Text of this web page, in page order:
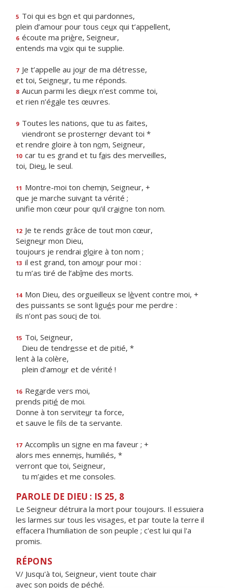
5 Toi qui es bon et qui pardonnes,
plein d’amour pour tous ceux qui t’appellent,
6 écoute ma prière, Seigneur,
entends ma voix qui te supplie.
7 Je t’appelle au jour de ma détresse,
et toi, Seigneur, tu me réponds.
8 Aucun parmi les dieux n’est comme toi,
et rien n’égale tes œuvres.
9 Toutes les nations, que tu as faites,
viendront se prosterner devant toi *
et rendre gloire à ton nom, Seigneur,
10 car tu es grand et tu fais des merveilles,
toi, Dieu, le seul.
11 Montre-moi ton chemin, Seigneur, +
que je marche suivant ta vérité ;
unifie mon cœur pour qu’il craigne ton nom.
12 Je te rends grâce de tout mon cœur,
Seigneur mon Dieu,
toujours je rendrai gloire à ton nom ;
13 il est grand, ton amour pour moi :
tu m’as tiré de l’abîme des morts.
14 Mon Dieu, des orgueilleux se lèvent contre moi, +
des puissants se sont ligués pour me perdre :
ils n’ont pas souci de toi.
15 Toi, Seigneur,
Dieu de tendresse et de pitié, *
lent à la colère,
plein d’amour et de vérité !
16 Regarde vers moi,
prends pitié de moi.
Donne à ton serviteur ta force,
et sauve le fls de ta servante.
17 Accomplis un signe en ma faveur ; +
alors mes ennemis, humiliés, *
verront que toi, Seigneur,
tu m’aides et me consoles.
PAROLE DE DIEU : IS 25, 8
Le Seigneur détruira la mort pour toujours. Il essuiera
les larmes sur tous les visages, et par toute la terre il
effacera l'humiliation de son peuple ; c'est lui qui l'a
promis.
RÉPONS
V/ Jusqu'à toi, Seigneur, vient toute chair
avec son poids de péché.